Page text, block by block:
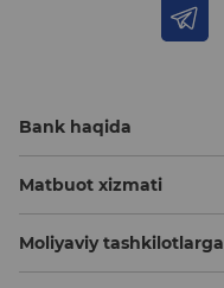
Bank haqida
Matbuot xizmati
Moliyaviy tashkilotlarga